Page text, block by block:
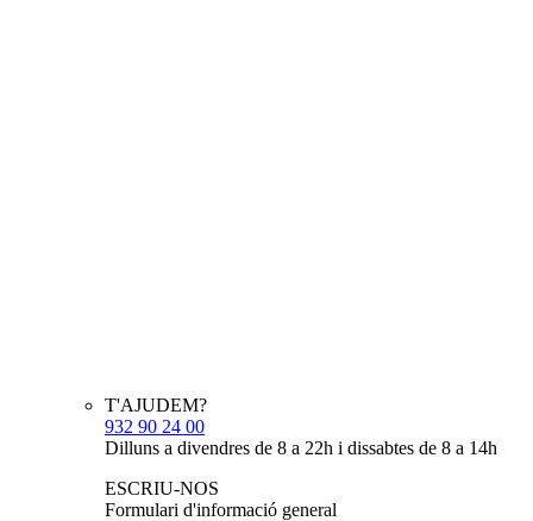
T'AJUDEM?
932 90 24 00
Dilluns a divendres de 8 a 22h i dissabtes de 8 a 14h
ESCRIU-NOS
Formulari d'informació general